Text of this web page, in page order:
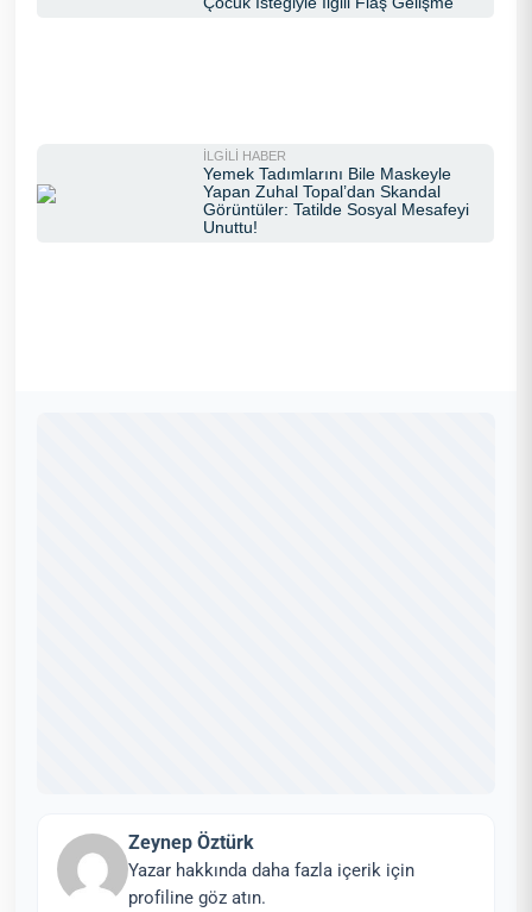
Zeynep Öztürk
Yazar hakkında daha fazla içerik için
profiline göz atın.